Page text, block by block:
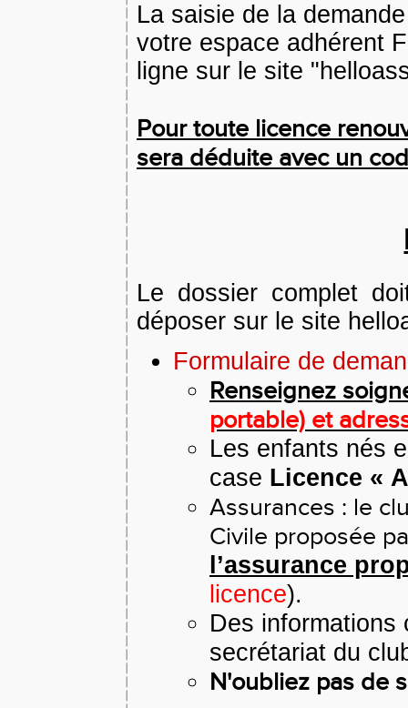
La saisie de la
votre espace adhérent
ligne sur le site
Pour toute licence
sera déduite avec un
Le dossier complet
déposer sur le site
Formulaire de
Renseignez
portable) et
Les enfants nés
case Licence «
Assurances : le
Civile proposée
l’assurance
licence).
Des informations
secrétariat du
N'oubliez pas de